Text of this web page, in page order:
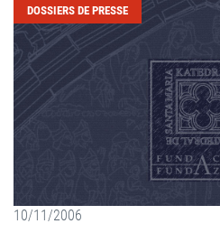
DOSSIERS DE PRESSE
10/11/2006